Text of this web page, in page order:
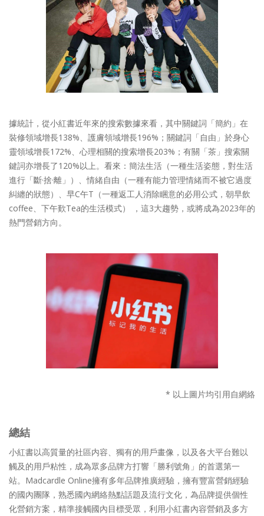
據統計，從小紅書近年來的搜索數據來看，其中關鍵詞「簡約」在
裝修領域增長138%、護膚領域增長196%；關鍵詞「自由」於身心
靈領域增長172%、心理相關的搜索增長203%；有關「茶」搜索關
鍵詞亦增長了120%以上。看來：簡法生活（一種生活姿態，對生活
進行「斷·捨·離」）、情緒自由（一種有能力管理情緒而不被它過度
糾纏的狀態）、早C午T（一種返工人消除睏意的必用公式，朝早飲
coffee、下午歎Tea的生活模式） ，這3大趨勢，或將成為2023年的
熱門營銷方向。
* 以上圖片均引用自網絡
總結
小紅書以高質量的社區内容、獨有的用戶畫像，以及各大平台難以
觸及的用戶粘性，成為眾多品牌方打響「勝利號角」的首選第一
站。Madcardle Online擁有多年品牌推廣經驗，擁有豐富營銷經驗
的國內團隊，熟悉國內網絡熱點話題及流行文化，為品牌提供個性
化營銷方案，精準接觸國內目標受眾，利用小紅書內容營銷及多方